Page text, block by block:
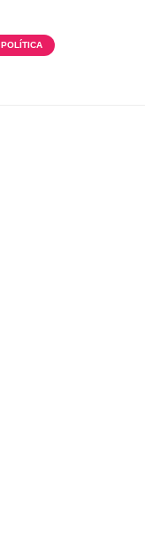
POLÍTICA